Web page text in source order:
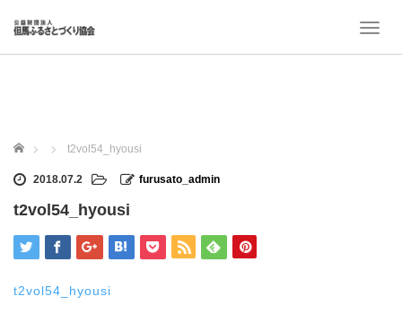
T
ホーム t2vol54_hyousi
2018.07.2 furusato_admin
t2vol54_hyousi
t2vol54_hyousi